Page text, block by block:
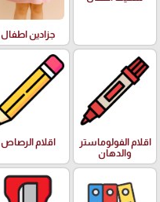
جزادين اطفال
اقلام الفولوماستر
والدهان
اقلام الرصاص